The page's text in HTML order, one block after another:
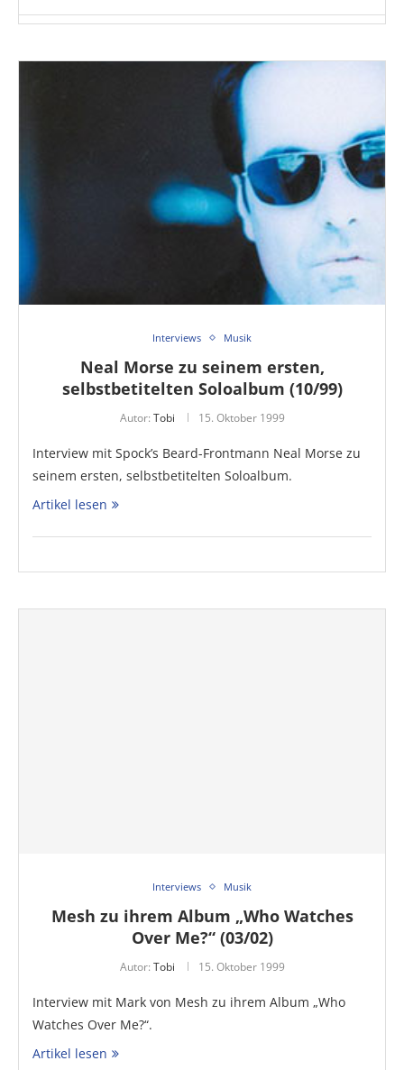
Interviews Musik
Neal Morse zu seinem ersten,
selbstbetitelten Soloalbum (10/99)
Autor: Tobi 15. Oktober 1999
Interview mit Spock’s Beard-Frontmann Neal Morse zu
seinem ersten, selbstbetitelten Soloalbum.
Artikel lesen
Interviews Musik
Mesh zu ihrem Album „Who Watches
Over Me?“ (03/02)
Autor: Tobi 15. Oktober 1999
Interview mit Mark von Mesh zu ihrem Album „Who
Watches Over Me?“.
Artikel lesen